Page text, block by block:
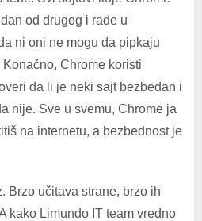
od drugog i rade u
ni oni ne mogu da pipkaju
Chrome koristi
da li je neki sajt bezbedan i
nije. Sve u svemu, Chrome ja
na internetu, a bezbednost je
Brzo učitava strane, brzo ih
kako Limundo IT team vredno